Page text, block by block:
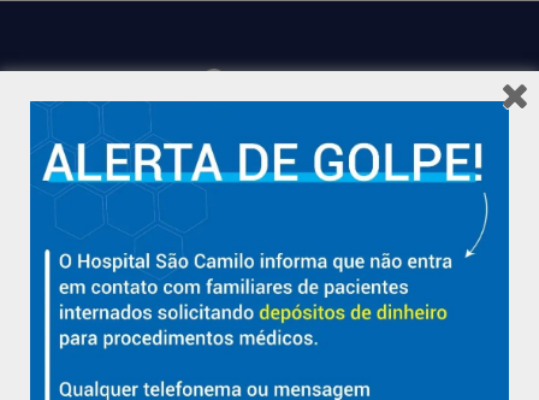
Hospital São Camilo – há mais de 50 anos cuidando da saúde
com qualidade, acolhimento e compromisso com a vida em